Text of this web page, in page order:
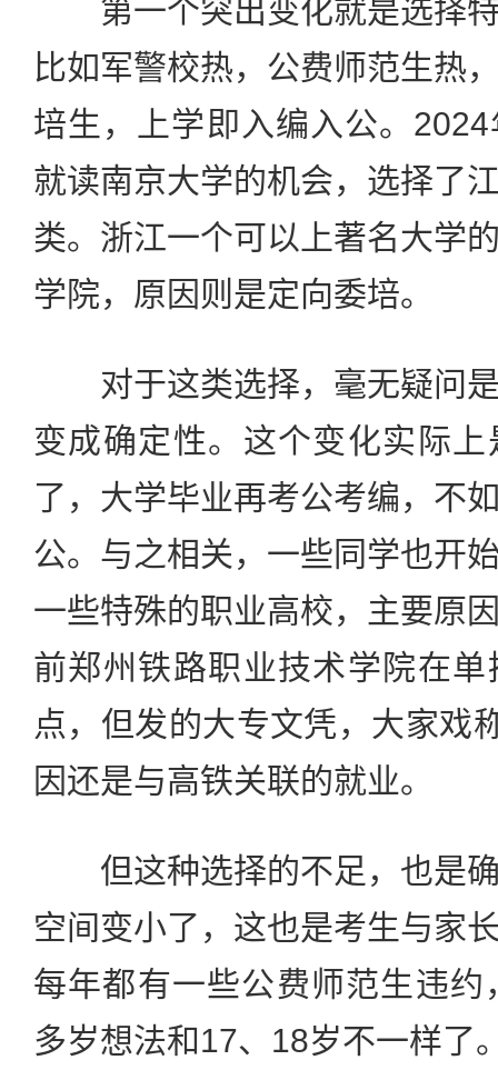
第一个突出变化就是选择特
比如军警校热，公费师范生热
培生，上学即入编入公。
就读南京大学的机会，选择了
类。浙江一个可以上著名大学
学院，原因则是定向委培。
对于这类选择，毫无疑问是
变成确定性。这个变化实际
了，大学毕业再考公考编，不
公。与之相关，一些同学也开
一些特殊的职业高校，主要原
前郑州铁路职业技术学院在
点，但发的大专文凭，大家戏
因还是与高铁关联的就业。
但这种选择的不足，也是确
空间变小了，这也是考生与家
每年都有一些公费师范生违
多岁想法和17、18岁不一样了